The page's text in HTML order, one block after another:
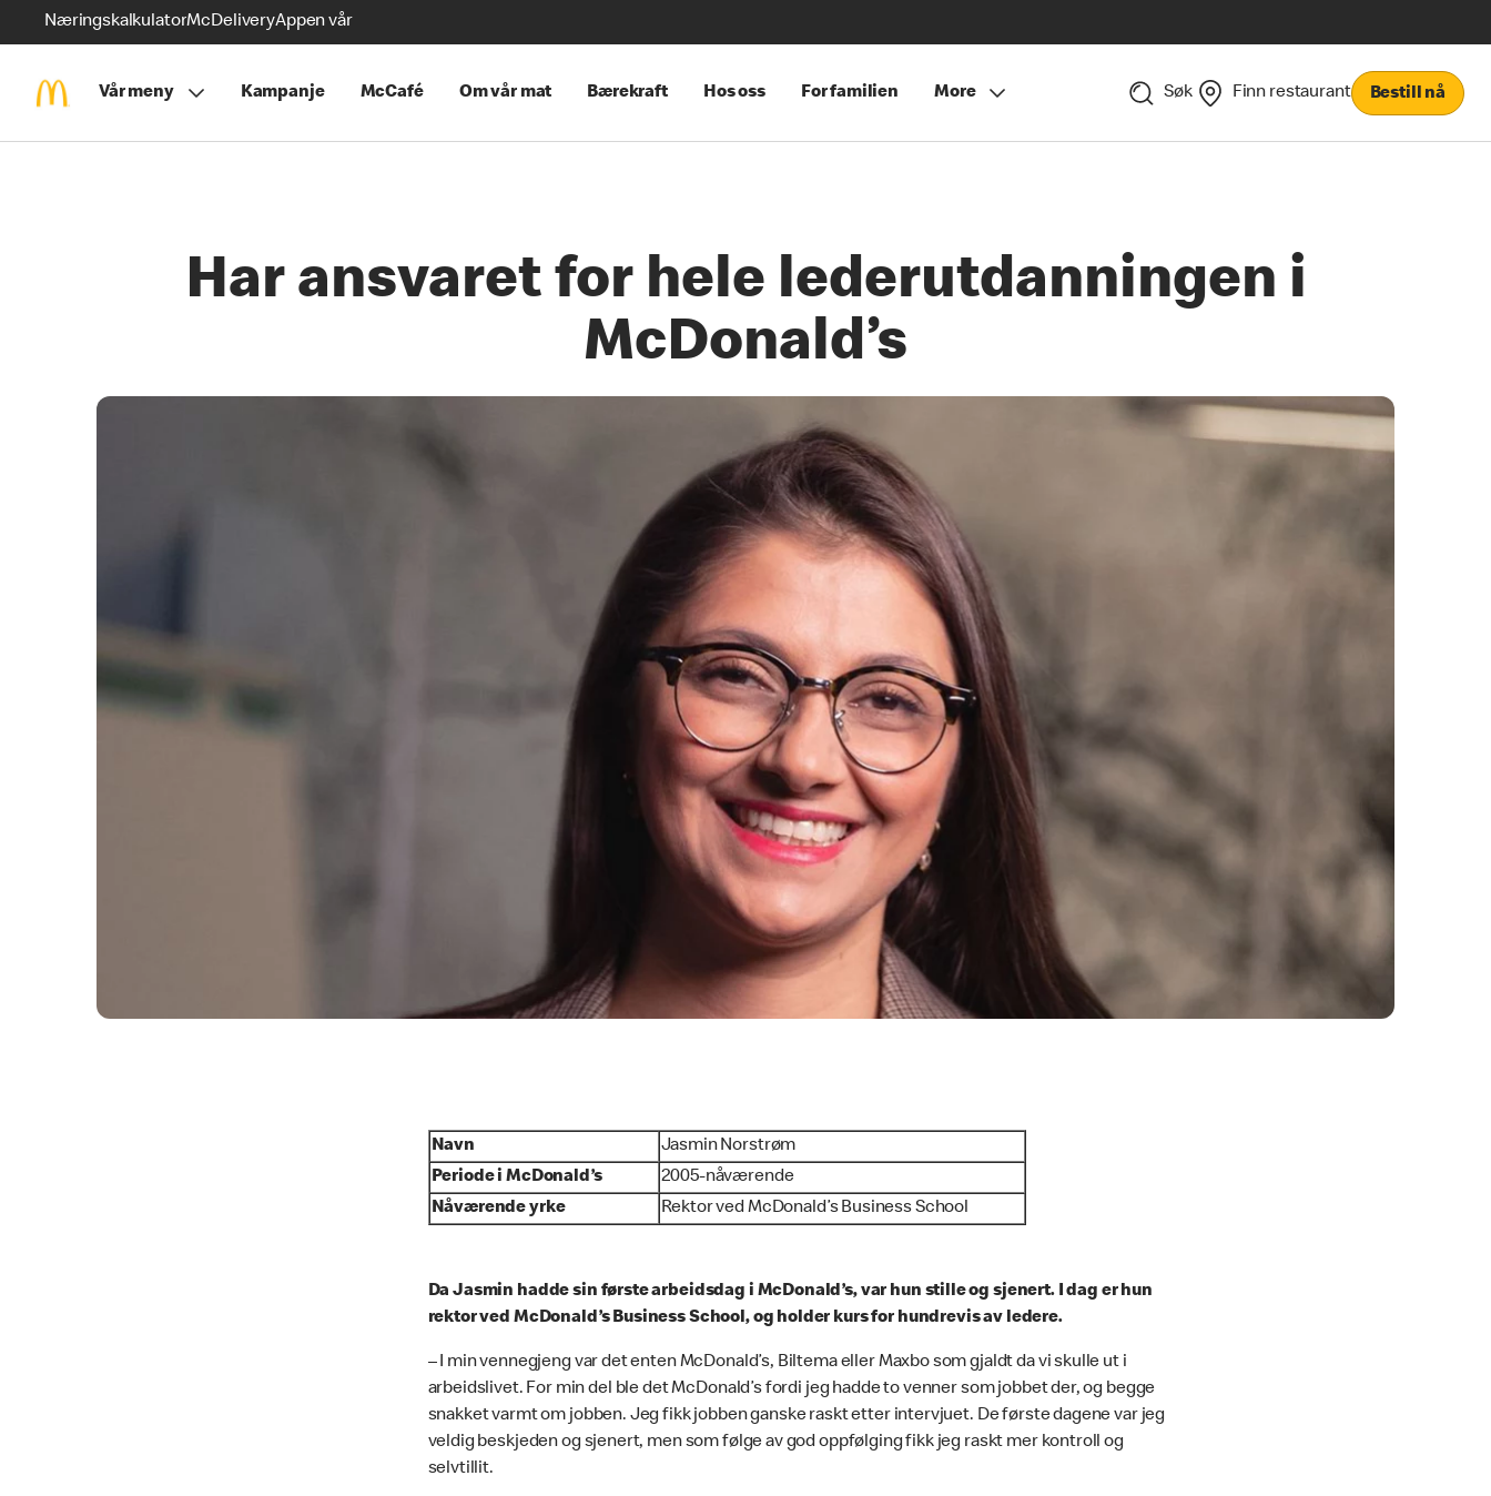
NæringskalkulatorMcDeliveryAppen vår
Vår meny Kampanje McCafé Om vår mat Bærekraft Hos oss For familien More Søk Finn restaurant Bestill nå
Har ansvaret for hele lederutdanningen i
McDonald’s
Navn
Jasmin Norstrøm
Periode i McDonald’s
2005-nåværende
Nåværende yrke
Rektor ved McDonald’s Business School
Da Jasmin hadde sin første arbeidsdag i McDonald’s, var hun stille og sjenert. I dag er hun
rektor ved McDonald’s Business School, og holder kurs for hundrevis av ledere.
– I min vennegjeng var det enten McDonald’s, Biltema eller Maxbo som gjaldt da vi skulle ut i
arbeidslivet. For min del ble det McDonald’s fordi jeg hadde to venner som jobbet der, og begge
snakket varmt om jobben. Jeg fikk jobben ganske raskt etter intervjuet. De første dagene var jeg
veldig beskjeden og sjenert, men som følge av god oppfølging fikk jeg raskt mer kontroll og
selvtillit.